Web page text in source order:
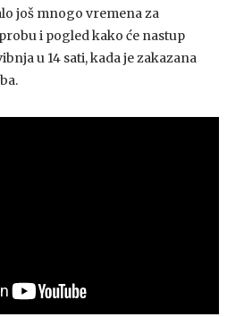
još mnogo vremena za
i pogled kako će nastup
u 14 sati, kada je zakazana